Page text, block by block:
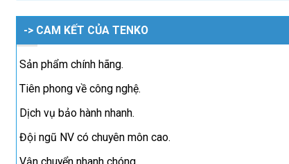
-> CAM KẾT CỦA TENKO
Sản phẩm chính hãng.
Tiên phong về công nghệ.
Dịch vụ bảo hành nhanh.
Đội ngũ NV có chuyên môn cao.
Vận chuyển nhanh chóng.